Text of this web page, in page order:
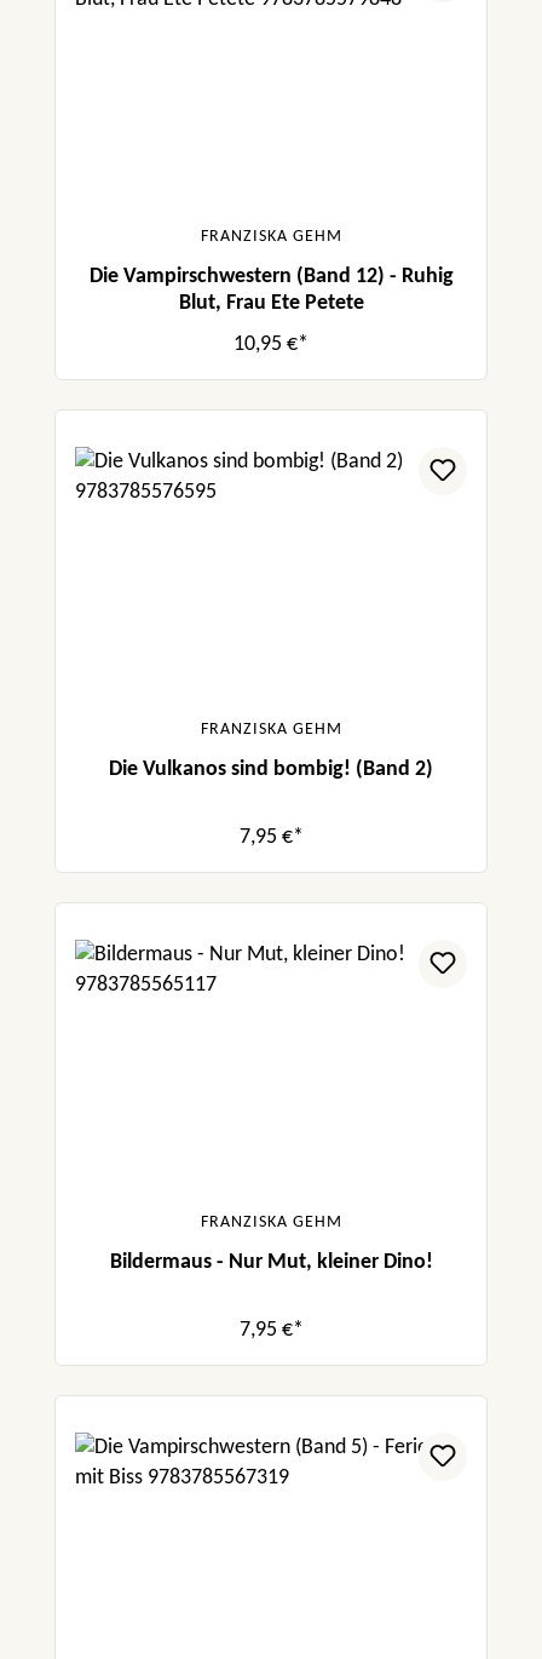
FRANZISKA GEHM
Die Vampirschwestern (Band 12) - Ruhig
Blut, Frau Ete Petete
10,95 €*
FRANZISKA GEHM
Die Vulkanos sind bombig! (Band 2)
7,95 €*
FRANZISKA GEHM
Bildermaus - Nur Mut, kleiner Dino!
7,95 €*